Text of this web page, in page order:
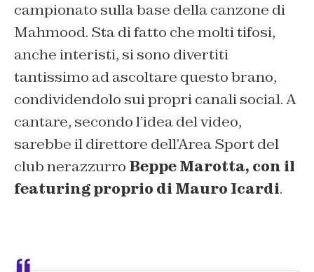
campionato sulla base della canzone di
Mahmood. Sta di fatto che molti tifosi,
anche interisti, si sono divertiti
tantissimo ad ascoltare questo brano,
condividendolo sui propri canali social. A
cantare, secondo l’idea del video,
sarebbe il direttore dell’Area Sport del
club nerazzurro Beppe Marotta, con il
featuring proprio di Mauro Icardi.